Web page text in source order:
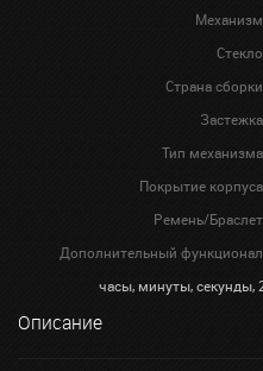
Страна
Тип
Покрытие
Ремень/
Дополнительный
часы, минуты, секунды,
Описание